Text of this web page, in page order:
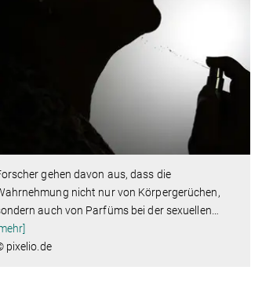
gehen davon aus, dass die
nicht nur von Körpergerüchen,
auch von Parfüms bei der sexuellen…
pixelio.de